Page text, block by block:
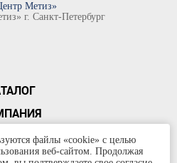
г. Санкт-Петербург
Метиз» 2000-2026
файлы «cookie» с целью
веб-сайтом. Продолжая